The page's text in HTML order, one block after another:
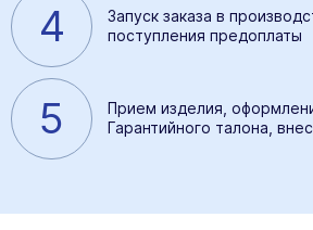
4
Запуск заказа в
поступления предоплаты
5
Прием изделия,
Гарантийного талона,